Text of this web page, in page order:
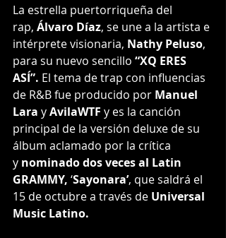
La estrella puertorriqueña del
rap, Álvaro Díaz, se une a la artista e
intérprete visionaria, Nathy Peluso,
para su nuevo sencillo “XQ ERES
ASÍ”. El tema de trap con influencias
de R&B fue producido por Manuel
Lara y AvilaWTF y es la canción
principal de la versión deluxe de su
álbum aclamado por la crítica
y nominado dos veces al Latin
GRAMMY, ‘Sayonara’, que saldrá el
15 de octubre a través de Universal
Music Latino.